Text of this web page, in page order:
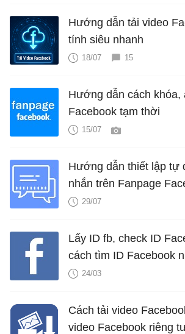
Hướng dẫn tải video
tính siêu nhanh
18/07 15
Hướng dẫn cách khóa,
Facebook tạm thời
15/07
Hướng dẫn thiết lập tự
nhắn trên Fanpage
29/07
Lấy ID fb, check ID
cách tìm ID Facebook
24/03
Cách tải video
video Facebook riêng